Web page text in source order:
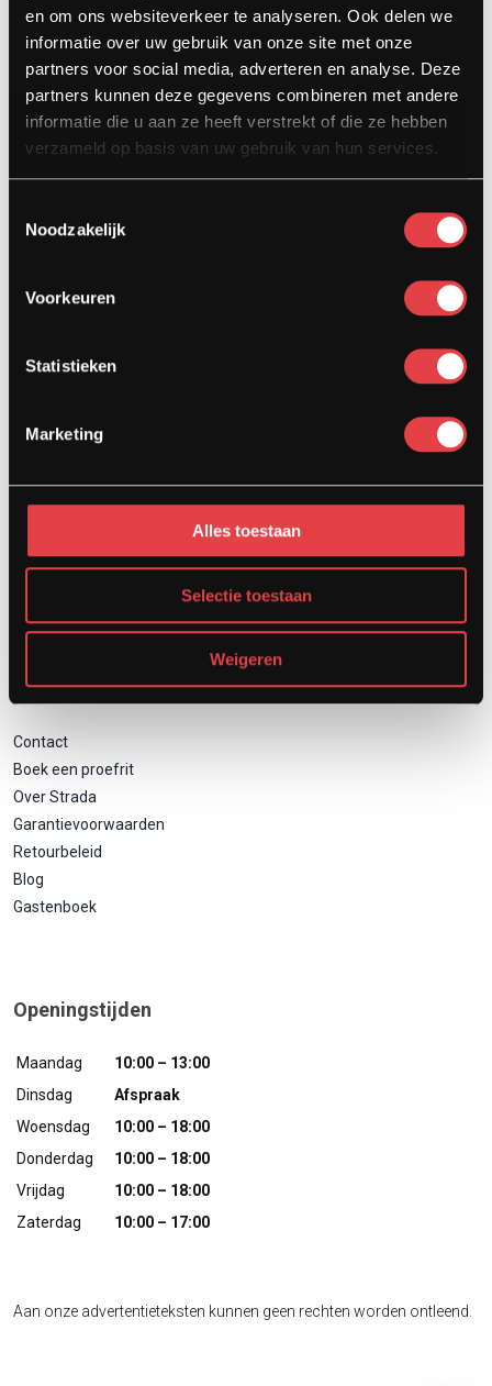
en om ons websiteverkeer te analyseren. Ook delen we
informatie over uw gebruik van onze site met onze
partners voor social media, adverteren en analyse. Deze
partners kunnen deze gegevens combineren met andere
informatie die u aan ze heeft verstrekt of die ze hebben
verzameld op basis van uw gebruik van hun services.
Noodzakelijk
Voorkeuren
Statistieken
Marketing
Alles toestaan
Selectie toestaan
Weigeren
5104 HN Dongen
info@stradamotoren.nl
0162 782532
Whatsapp
Diensten
Afspraak showroom
Motor inruilen
Verzekeren
Direct naar
Contact
Boek een proefrit
Over Strada
Garantievoorwaarden
Retourbeleid
Blog
Gastenboek
Openingstijden
Maandag
10:00 – 13:00
Dinsdag
Afspraak
Woensdag
10:00 – 18:00
Donderdag
10:00 – 18:00
Vrijdag
10:00 – 18:00
Zaterdag
10:00 – 17:00
Aan onze advertentieteksten kunnen geen rechten worden ontleend.